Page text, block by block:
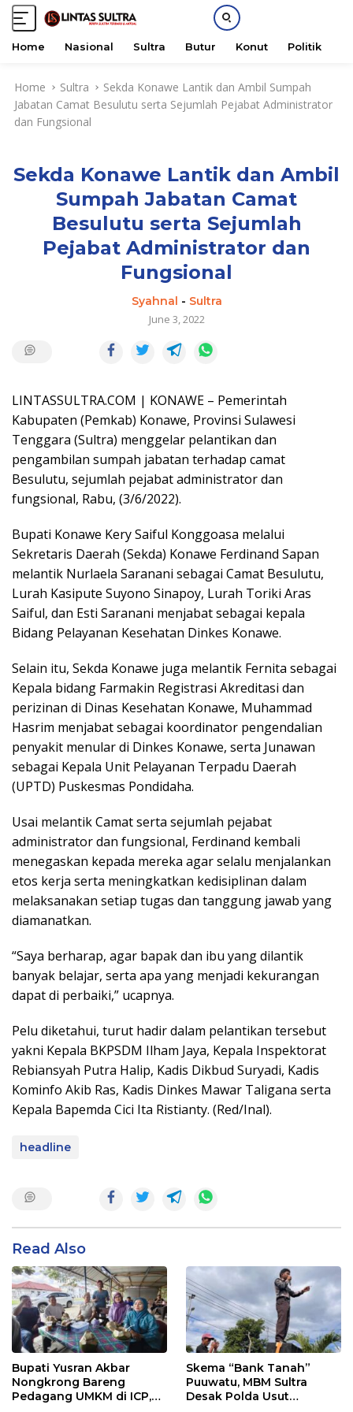
Home Nasional Sultra Butur Konut Politik
Home Sultra
Sekda Konawe Lantik dan Ambil Sumpah
Jabatan Camat Besulutu serta Sejumlah Pejabat Administrator
dan Fungsional
Sekda Konawe Lantik dan Ambil
Sumpah Jabatan Camat
Besulutu serta Sejumlah
Pejabat Administrator dan
Fungsional
Syahnal - Sultra
June 3, 2022
LINTASSULTRA.COM | KONAWE – Pemerintah
Kabupaten (Pemkab) Konawe, Provinsi Sulawesi
Tenggara (Sultra) menggelar pelantikan dan
pengambilan sumpah jabatan terhadap camat
Besulutu, sejumlah pejabat administrator dan
fungsional, Rabu, (3/6/2022).
Bupati Konawe Kery Saiful Konggoasa melalui
Sekretaris Daerah (Sekda) Konawe Ferdinand Sapan
melantik Nurlaela Saranani sebagai Camat Besulutu,
Lurah Kasipute Suyono Sinapoy, Lurah Toriki Aras
Saiful, dan Esti Saranani menjabat sebagai kepala
Bidang Pelayanan Kesehatan Dinkes Konawe.
Selain itu, Sekda Konawe juga melantik Fernita sebagai
Kepala bidang Farmakin Registrasi Akreditasi dan
perizinan di Dinas Kesehatan Konawe, Muhammad
Hasrim menjabat sebagai koordinator pengendalian
penyakit menular di Dinkes Konawe, serta Junawan
sebagai Kepala Unit Pelayanan Terpadu Daerah
(UPTD) Puskesmas Pondidaha.
Usai melantik Camat serta sejumlah pejabat
administrator dan fungsional, Ferdinand kembali
menegaskan kepada mereka agar selalu menjalankan
etos kerja serta meningkatkan kedisiplinan dalam
melaksanakan setiap tugas dan tanggung jawab yang
diamanatkan.
“Saya berharap, agar bapak dan ibu yang dilantik
banyak belajar, serta apa yang menjadi kekurangan
dapat di perbaiki,” ucapnya.
Pelu diketahui, turut hadir dalam pelantikan tersebut
yakni Kepala BKPSDM Ilham Jaya, Kepala Inspektorat
Rebiansyah Putra Halip, Kadis Dikbud Suryadi, Kadis
Kominfo Akib Ras, Kadis Dinkes Mawar Taligana serta
Kepala Bapemda Cici Ita Ristianty. (Red/Inal).
headline
Read Also
Bupati Yusran Akbar
Nongkrong Bareng
Pedagang UMKM di ICP,
Skema “Bank Tanah”
Puuwatu, MBM Sultra
Desak Polda Usut